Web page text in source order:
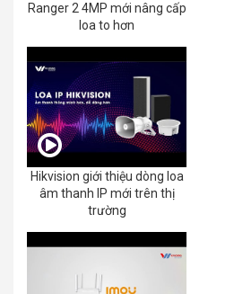
Ranger 2 4MP mới nâng cấp
loa to hơn
Hikvision giới thiệu dòng loa
âm thanh IP mới trên thị
trường